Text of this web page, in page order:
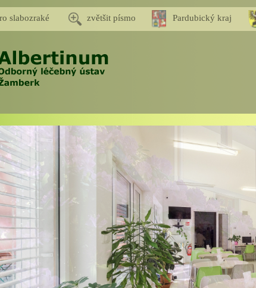
slabozraké zvětšit písmo Pardubický kraj